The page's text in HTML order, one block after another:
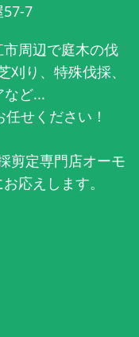
57-7
周辺で庭木の伐
り、特殊伐採、
など...
せください！
剪定専門店オーモ
応えします。